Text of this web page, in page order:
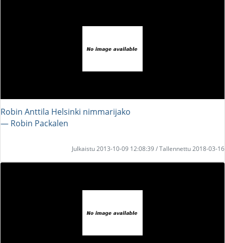
Robin Anttila Helsinki nimmarijako
― Robin Packalen
Julkaistu 2013-10-09 12:08:39 / Tallennettu 2018-03-16